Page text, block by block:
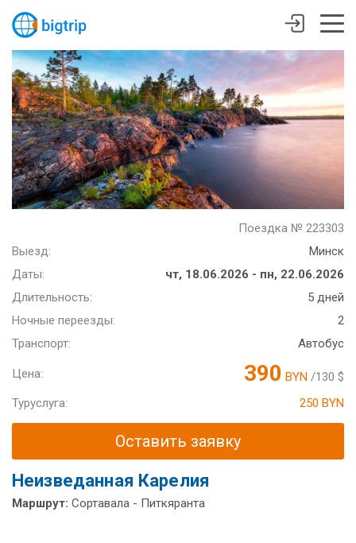
Поездка № 223303
Выезд:
Минск
Даты:
чт, 18.06.2026 - пн, 22.06.2026
Длительность:
5 дней
Ночные переезды:
2
Транспорт:
Автобус
Цена: 390 BYN /130 $
Туруслуга:
250 BYN
Оставить заявку
Неизведанная Карелия
Маршрут: Сортавала - Питкяранта